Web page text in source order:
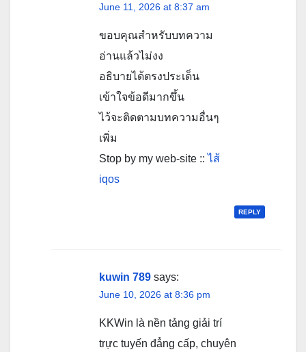
June 11, 2026 at 8:37 am
ขอบคุณสำหรับบทความ
อ่านแล้วไม่งง
อธิบายได้ตรงประเด็น
เข้าใจข้อดีมากขึ้น
ไว้จะติดตามบทความอื่นๆ
เพิ่ม
Stop by my web-site ::ไส้
iqos
REPLY
kuwin 789 says:
June 10, 2026 at 8:36 pm
KKWin là nền tảng giải trí
trực tuyến đẳng cấp, chuyên